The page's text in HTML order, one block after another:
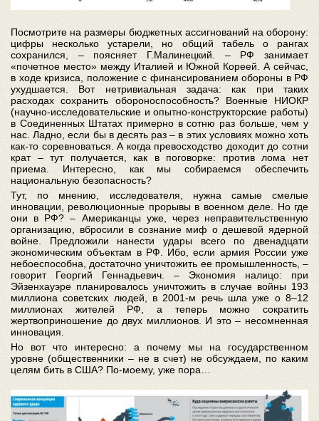
Посмотрите на размеры бюджетных ассигнований на оборону:
цифры несколько устарели, но общий табель о рангах
сохранился, – поясняет Г.Малинецкий. – РФ занимает
«почетное место» между Италией и Южной Кореей. А сейчас,
в ходе кризиса, положение с финансированием обороны в РФ
ухудшается. Вот нетривиальная задача: как при таких
расходах сохранить обороноспособность? Военные НИОКР
(научно-исследовательские и опытно-конструкторские работы)
в Соединенных Штатах примерно в сотню раз больше, чем у
нас. Ладно, если бы в десять раз – в этих условиях можно хоть
как-то соревноваться. А когда превосходство доходит до сотни
крат – тут получается, как в поговорке: против лома нет
приема. Интересно, как мы собираемся обеспечить
национальную безопасность?
Тут, по мнению, исследователя, нужна самые смелые
инновации, революционные прорывы в военном деле. Но где
они в РФ? – Американцы уже, через неправительственную
организацию, вбросили в сознание миф о дешевой ядерной
войне. Предложили нанести удары всего по двенадцати
экономическим объектам в РФ. Ибо, если армия России уже
небоеспособна, достаточно уничтожить ее промышленность, –
говорит Георгий Геннадьевич. – Экономия налицо: при
Эйзенхауэре планировалось уничтожить в случае войны 193
миллиона советских людей, в 2001-м речь шла уже о 8–12
миллионах жителей РФ, а теперь можно сократить
жертвоприношение до двух миллионов. И это – несомненная
инновация.
Но вот что интересно: а почему мы на государственном
уровне (общественники – не в счет) не обсуждаем, по каким
целям бить в США? По-моему, уже пора…